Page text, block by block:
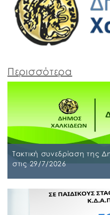
Περισσότερα
Τακτική συνεδρίαση της
στις 29/7/2026
Τακτική συνεδρίαση της